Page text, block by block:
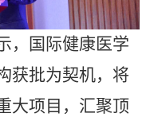
，国际健康医学
获批为契机，将
大项目，汇聚顶